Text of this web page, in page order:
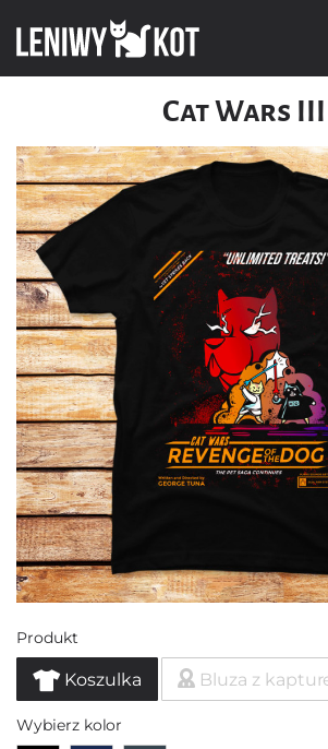
Cat Wars III
Produkt
Koszulka Bluza z
Wybierz kolor